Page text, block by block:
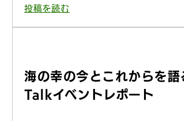
投稿を読む
海の幸の今とこれからを
Talkイベントレポート